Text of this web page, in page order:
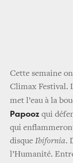
Cette semaine
Climax Festival.
met l’eau à la
Papooz qui
qui
disque Ibifornia.
l’Humanité.